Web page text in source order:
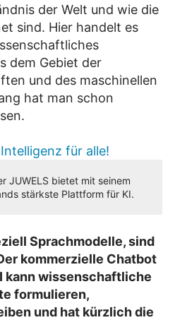
der Welt und wie die
sind. Hier handelt es
dem Gebiet der
und des maschinellen
hat man schon
JUWELS bietet mit seinem
stärkste Plattform für KI.
Sprachmodelle, sind
kommerzielle Chatbot
kann wissenschaftliche
formulieren,
und hat kürzlich die